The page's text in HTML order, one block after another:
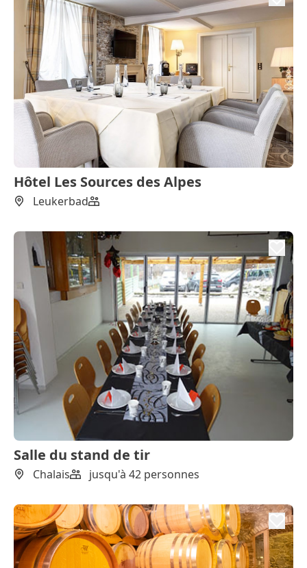
Hôtel Les Sources des Alpes
Leukerbad
Salle du stand de tir
Chalais jusqu'à 42 personnes